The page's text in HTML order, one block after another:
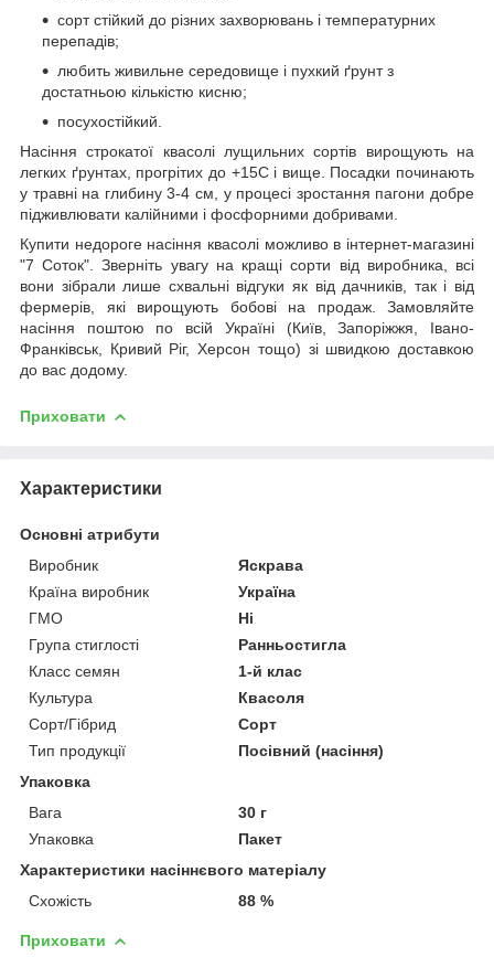
сорт стійкий до різних захворювань і температурних
перепадів;
любить живильне середовище і пухкий ґрунт з
достатньою кількістю кисню;
посухостійкий.
Насіння строкатої квасолі лущильних сортів вирощують на
легких ґрунтах, прогрітих до +15С і вище. Посадки починають
у травні на глибину 3-4 см, у процесі зростання пагони добре
підживлювати калійними і фосфорними добривами.
Купити недороге насіння квасолі можливо в інтернет-магазині
"7 Соток". Зверніть увагу на кращі сорти від виробника, всі
вони зібрали лише схвальні відгуки як від дачників, так і від
фермерів, які вирощують бобові на продаж. Замовляйте
насіння поштою по всій Україні (Київ, Запоріжжя, Івано-
Франківськ, Кривий Ріг, Херсон тощо) зі швидкою доставкою
до вас додому.
Приховати
Характеристики
Основні атрибути
Виробник
Яскрава
Країна виробник
Україна
ГМО
Ні
Група стиглості
Ранньостигла
Класс семян
1-й клас
Культура
Квасоля
Сорт/Гібрид
Сорт
Тип продукції
Посівний (насіння)
Упаковка
Вага
30 г
Упаковка
Пакет
Характеристики насіннєвого матеріалу
Схожість
88 %
Приховати